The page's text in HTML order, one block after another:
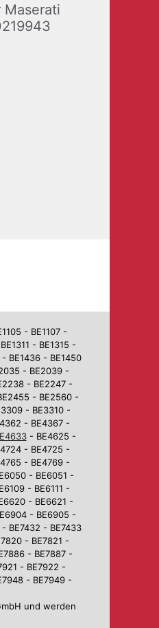
Maserati
- BE1107 -
- BE1315 -
BE1436 - BE1450
- BE2039 -
- BE2247 -
- BE2560 -
- BE3310 -
- BE4367 -
- BE4625 -
- BE4725 -
- BE4769 -
- BE6051 -
- BE6111 -
- BE6621 -
- BE6905 -
BE7432 - BE7433
- BE7821 -
- BE7887 -
- BE7922 -
- BE7949 -
und werden